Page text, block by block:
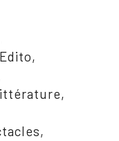
Edito